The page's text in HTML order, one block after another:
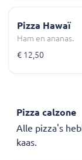
Pizza Hawaï
Ham en ananas.
€ 12,50
Pizza calzone
Alle pizza's
kaas.